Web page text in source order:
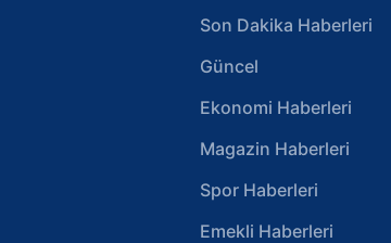
Son Dakika Haberleri
Güncel
Ekonomi Haberleri
Magazin Haberleri
Spor Haberleri
Emekli Haberleri